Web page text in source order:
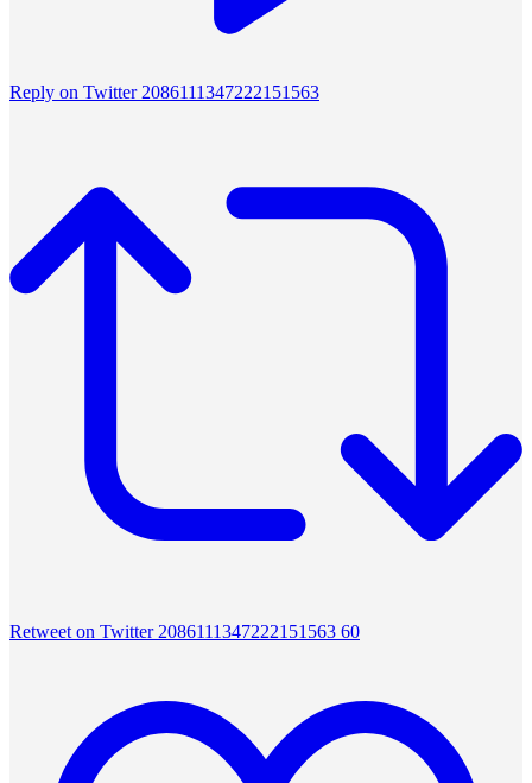
Reply on Twitter 2086111347222151563
Retweet on Twitter 2086111347222151563 60